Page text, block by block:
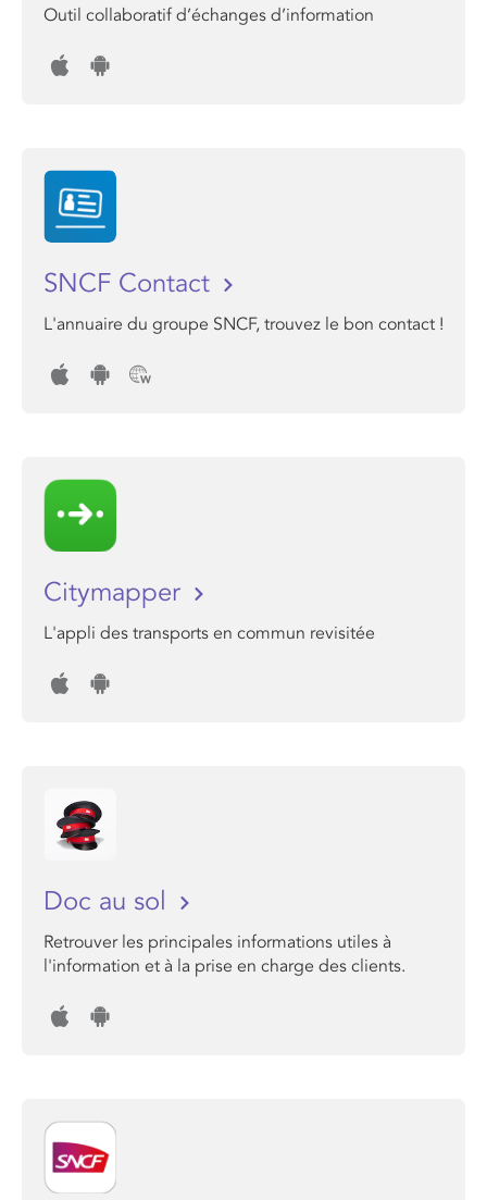
Outil collaboratif d’échanges d’information
SNCF Contact
L'annuaire du groupe SNCF, trouvez le bon contact !
Citymapper
L'appli des transports en commun revisitée
Doc au sol
Retrouver les principales informations utiles à
l'information et à la prise en charge des clients.